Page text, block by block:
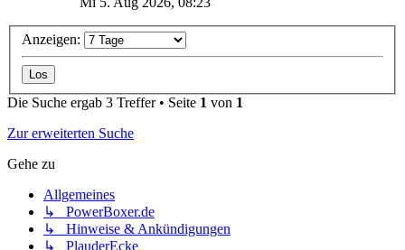
Anzeigen:
Die Suche ergab 3 Treffer • Seite 1 von 1
Zur erweiterten Suche
Gehe zu
Allgemeines
↳ PowerBoxer.de
↳ Hinweise & Ankündigungen
↳ PlauderEcke